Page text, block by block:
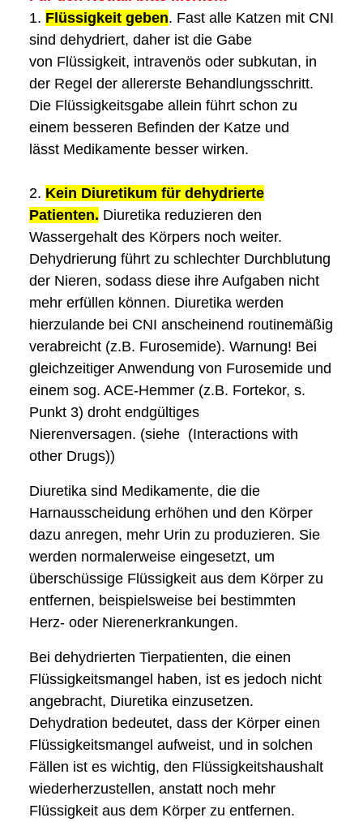
1. Flüssigkeit geben. Fast alle Katzen mit CNI
sind dehydriert, daher ist die Gabe
von Flüssigkeit, intravenös oder subkutan, in
der Regel der allererste Behandlungsschritt.
Die Flüssigkeitsgabe allein führt schon zu
einem besseren Befinden der Katze und
lässt Medikamente besser wirken.
2. Kein Diuretikum für dehydrierte
Patienten. Diuretika reduzieren den
Wassergehalt des Körpers noch weiter.
Dehydrierung führt zu schlechter Durchblutung
der Nieren, sodass diese ihre Aufgaben nicht
mehr erfüllen können. Diuretika werden
hierzulande bei CNI anscheinend routinemäßig
verabreicht (z.B. Furosemide). Warnung! Bei
gleichzeitiger Anwendung von Furosemide und
einem sog. ACE-Hemmer (z.B. Fortekor, s.
Punkt 3) droht endgültiges
Nierenversagen. (siehe (Interactions with
other Drugs))
Diuretika sind Medikamente, die die
Harnausscheidung erhöhen und den Körper
dazu anregen, mehr Urin zu produzieren. Sie
werden normalerweise eingesetzt, um
überschüssige Flüssigkeit aus dem Körper zu
entfernen, beispielsweise bei bestimmten
Herz- oder Nierenerkrankungen.
Bei dehydrierten Tierpatienten, die einen
Flüssigkeitsmangel haben, ist es jedoch nicht
angebracht, Diuretika einzusetzen.
Dehydration bedeutet, dass der Körper einen
Flüssigkeitsmangel aufweist, und in solchen
Fällen ist es wichtig, den Flüssigkeitshaushalt
wiederherzustellen, anstatt noch mehr
Flüssigkeit aus dem Körper zu entfernen.